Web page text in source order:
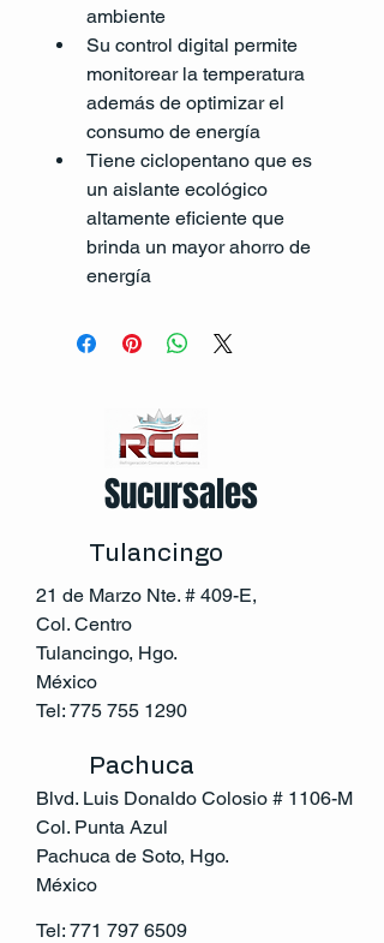
ambiente
Su control digital permite
monitorear la temperatura
además de optimizar el
consumo de energía
Tiene ciclopentano que es
un aislante ecológico
altamente eficiente que
brinda un mayor ahorro de
energía
Sucursales
Tulancingo
21 de Marzo Nte. # 409-E,
Col. Centro
Tulancingo, Hgo.
México
Tel: 775 755 1290
Pachuca
Blvd. Luis Donaldo Colosio # 1106-M
Col. Punta Azul
Pachuca de Soto, Hgo.
México
Tel: 771 797 6509